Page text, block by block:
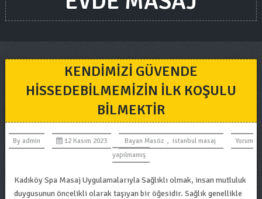
KENDIMIZI GÜVENDE
HISSEDEBILMEMIZIN ILK KOŞULU
BILMEKTIR
By admin 12 Kasım 2023 Bayan Masöz , istanbul masaj
Yorum
yapılmamış
Kadıköy Spa Masaj Uygulamalarıyla Sağlıklı olmak, insan mutluluk
duygusunun öncelikli olarak taşıyan bir öğesidir. Sağlık genellikle